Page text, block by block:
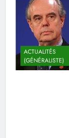
ACTUALITÉS
(GÉNÉRALISTE)